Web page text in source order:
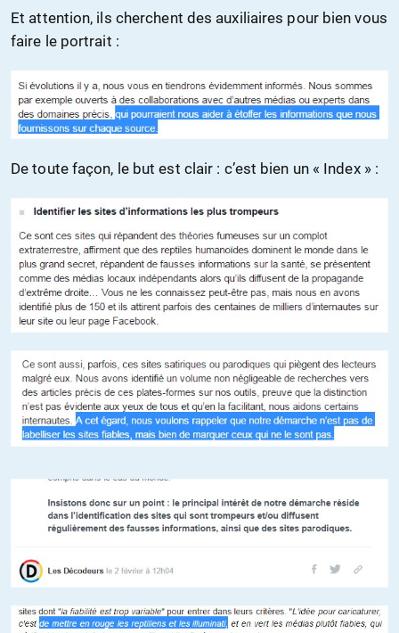
Et attention, ils cherchent des auxiliaires pour bien vous
faire le portrait :
De toute façon, le but est clair : c’est bien un « Index » :